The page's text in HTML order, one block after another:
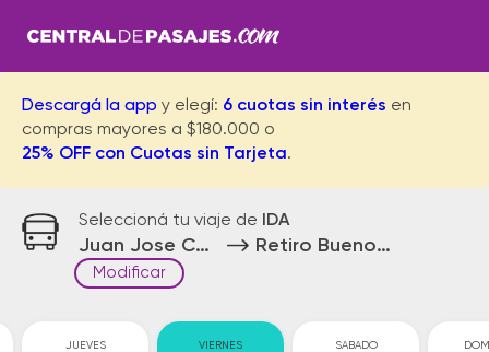
Descargá la app y elegí: 6 cuotas sin interés en
compras mayores a $180.000 o
25% OFF con Cuotas sin Tarjeta.
Seleccioná tu viaje de IDA
Juan Jose Castelli Retiro Buenos Aires
Modificar
JUEVES VIERNES SABADO